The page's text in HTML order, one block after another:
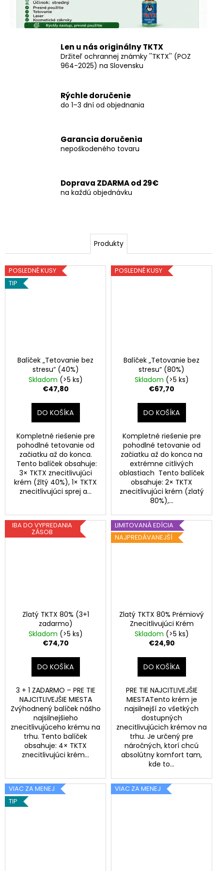
Len u nás originálny TKTX
Držiteľ ochrannej známky ''TKTX'' (POZ
964-2025) na Slovensku
Rýchle doručenie
do 1–3 dní od objednania
Garancia doručenia
nepoškodeného tovaru
Doprava ZDARMA od 29€
na každú objednávku
Produkty
POSLEDNÉ KUSY
TIP
Balíček „Tetovanie bez
stresu“ (40%)
Skladom (>5 ks)
€47,80
DO KOŠÍKA
Kompletné riešenie pre
pohodlné tetovanie od
začiatku až do konca.
Tento balíček obsahuje:
3× TKTX znecitlivujúci
krém (žltý 40%), 1× TKTX
znecitlivujúci sprej a...
POSLEDNÉ KUSY
Balíček „Tetovanie bez
stresu“ (80%)
Skladom (>5 ks)
€67,70
DO KOŠÍKA
Kompletné riešenie pre
pohodlné tetovanie od
začiatku až do konca na
extrémne citlivých
oblastiach Tento balíček
obsahuje: 2× TKTX
znecitlivujúci krém (zlatý
80%),...
IBA DO VYPREDANIA
ZÁSOB
Zlatý TKTX 80% (3+1
zadarmo)
Skladom (>5 ks)
€74,70
DO KOŠÍKA
3 + 1 ZADARMO – PRE TIE
NAJCITLIVEJŠIE MIESTA
Zvýhodnený balíček nášho
najsilnejšieho
znecitlivujúceho krému na
trhu. Tento balíček
obsahuje: 4× TKTX
znecitlivujúci krém...
LIMITOVANÁ EDÍCIA
NAJPREDÁVANEJŠÍ
Zlatý TKTX 80% Prémiový
Znecitlivujúci Krém
Skladom (>5 ks)
€24,90
DO KOŠÍKA
PRE TIE NAJCITLIVEJŠIE
MIESTATento krém je
najsilnejší zo všetkých
dostupných
znecitlivujúcich krémov na
trhu. Je určený pre
náročných, ktorí chcú
absolútny komfort tam,
kde to...
VIAC ZA MENEJ
TIP
VIAC ZA MENEJ